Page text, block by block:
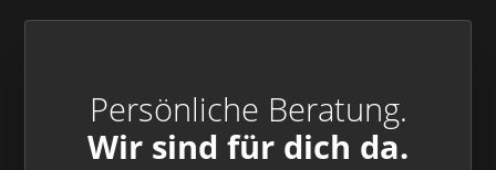
Persönliche Beratung.
Wir sind für dich da.